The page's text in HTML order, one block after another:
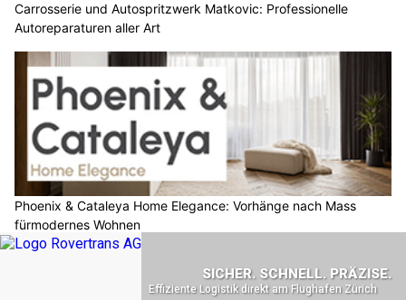
Carrosserie und Autospritzwerk Matkovic: Professionelle
Autoreparaturen aller Art
Phoenix & Cataleya Home Elegance: Vorhänge nach Mass
fürmodernes Wohnen